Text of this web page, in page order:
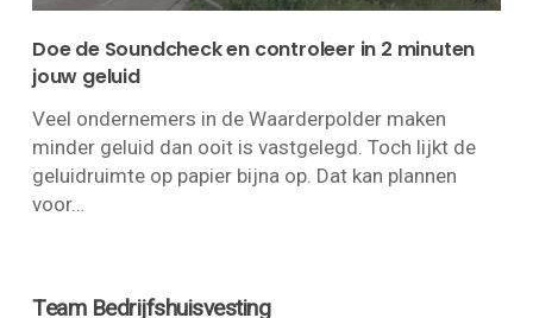
Doe de Soundcheck en controleer in 2 minuten
jouw geluid
Veel ondernemers in de Waarderpolder maken
minder geluid dan ooit is vastgelegd. Toch lijkt de
geluidruimte op papier bijna op. Dat kan plannen
voor…
Team Bedrijfshuisvesting